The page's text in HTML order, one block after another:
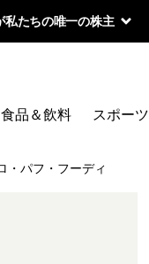
私たちの唯一の株主
食品＆飲料 スポーツ
・パフ・フーディ